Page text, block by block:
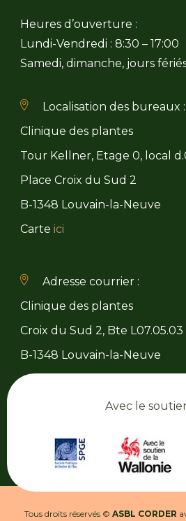
Heures d’ouverture :
Lundi-Vendredi : 8:30 – 17:00
Samedi, dimanche, jours
Localisation des bureaux :
Clinique des plantes
Tour Kellner, Etage 0, local
Place Croix du Sud 2
B-1348 Louvain-la-Neuve
Carte ici
Adresse courrier :
Clinique des plantes
Croix du Sud 2, Bte L07.05.03
B-1348 Louvain-la-Neuve
Avec le
Tous droits réservés © ASBL CORDER